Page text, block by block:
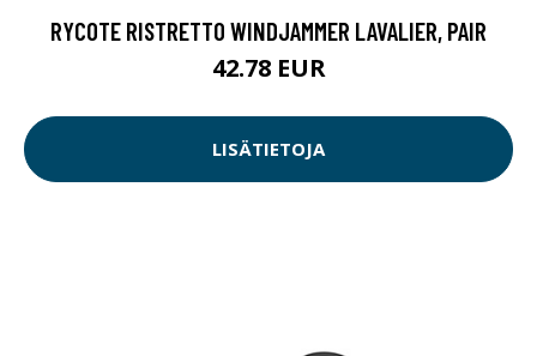
RYCOTE RISTRETTO WINDJAMMER LAVALIER, PAIR
42.78 EUR
LISÄTIETOJA